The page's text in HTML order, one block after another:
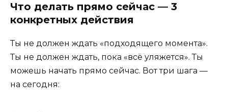
Что делать прямо сейчас — 3
конкретных действия
Ты не должен ждать «подходящего момента».
Ты не должен ждать, пока «всё уляжется». Ты
можешь начать прямо сейчас. Вот три шага —
на сегодня: